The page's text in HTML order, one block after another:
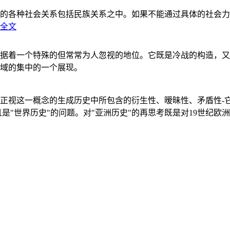
各种社会关系包括民族关系之中。如果不能通过具体的社会
全文
着一个特殊的但常常为人忽视的地位。它既是冷战的构造，
的集中的一个展现。
视这一概念的生成历史中所包含的衍生性、暧昧性、矛盾性
"世界历史"的问题。对"亚洲历史"的再思考既是对19世纪欧